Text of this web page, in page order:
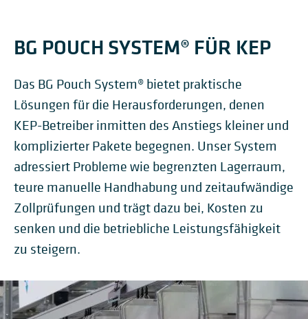
BG POUCH SYSTEM® FÜR KEP
Das BG Pouch System® bietet praktische
Lösungen für die Herausforderungen, denen
KEP-Betreiber inmitten des Anstiegs kleiner und
komplizierter Pakete begegnen. Unser System
adressiert Probleme wie begrenzten Lagerraum,
teure manuelle Handhabung und zeitaufwändige
Zollprüfungen und trägt dazu bei, Kosten zu
senken und die betriebliche Leistungsfähigkeit
zu steigern.